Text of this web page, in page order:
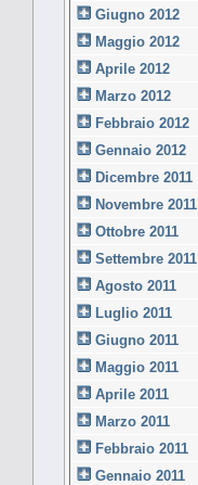
Giugno 2012
Maggio 2012
Aprile 2012
Marzo 2012
Febbraio 2012
Gennaio 2012
Dicembre 2011
Novembre 2011
Ottobre 2011
Settembre 2011
Agosto 2011
Luglio 2011
Giugno 2011
Maggio 2011
Aprile 2011
Marzo 2011
Febbraio 2011
Gennaio 2011